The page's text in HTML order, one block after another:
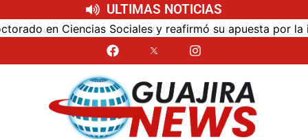
ULTIMAS NOTICIAS
y reafirmó su apuesta por la investigación con